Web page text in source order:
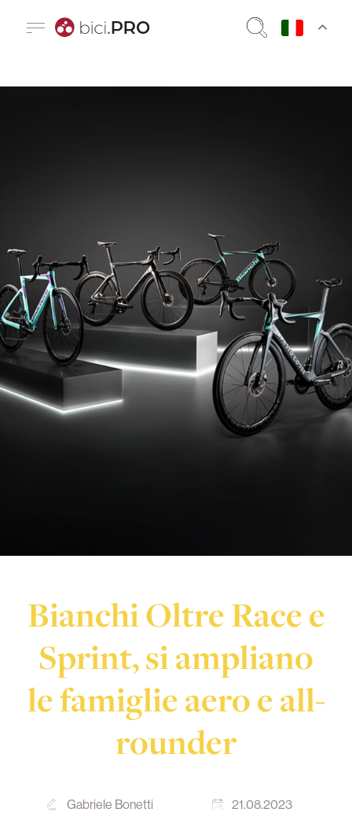
Bianchi Oltre Race e
Sprint, si ampliano
le famiglie aero e all-
rounder
Gabriele Bonetti 21.08.2023